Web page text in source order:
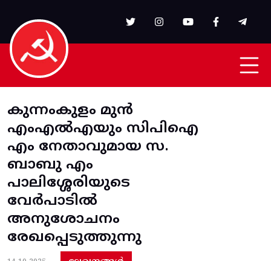
കുന്നംകുളം മുൻ
എംഎൽഎയും സിപിഐ
എം നേതാവുമായ സ.
ബാബു എം
പാലിശ്ശേരിയുടെ
വേർപാടിൽ
അനുശോചനം
രേഖപ്പെടുത്തുന്നു